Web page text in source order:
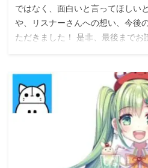
ではなく、面白いと言ってほしい
や、リスナーさんへの想い、今後
ただきました！ 是非、最後まで